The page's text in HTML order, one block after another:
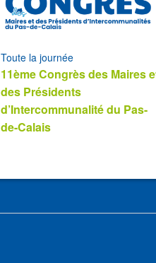
11ème Congrès des Maires
des Présidents
d’Intercommunalité du Pas-
de-Calais
Toute la journée